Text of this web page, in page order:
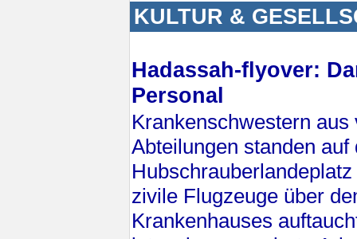
KULTUR &
Hadassah-flyover:
Personal
Krankenschwestern aus
Abteilungen standen auf
zivile Flugzeuge über
Krankenhauses